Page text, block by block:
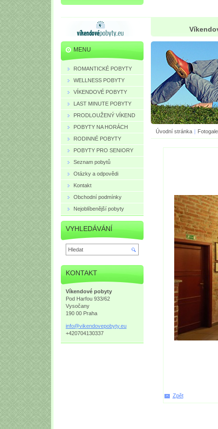
Úvodní stránka |
Zpět
MENU
ROMANTICKÉ POBYTY
WELLNESS POBYTY
VÍKENDOVÉ POBYTY
LAST MINUTE POBYTY
PRODLOUŽENÝ VÍKEND
POBYTY NA HORÁCH
RODINNÉ POBYTY
POBYTY PRO SENIORY
Seznam pobytů
Otázky a odpovědi
Kontakt
Obchodní podmínky
Nejoblíbenější pobyty
VYHLEDÁVÁNÍ
KONTAKT
Víkendové pobyty
Pod Harfou 933/62
Vysočany
190 00 Praha
info@vikendovepobyty.eu
+420704130337